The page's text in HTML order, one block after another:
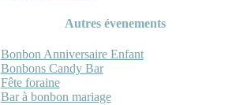
Autres évenements
Bonbon Anniversaire Enfant
Bonbons Candy Bar
Fête foraine
Bar à bonbon mariage